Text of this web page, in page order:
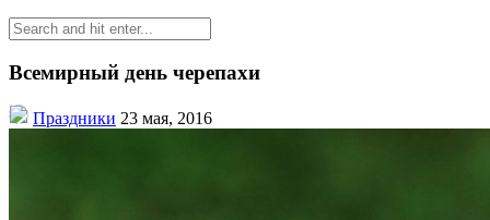
Всемирный день черепахи
Праздники 23 мая, 2016